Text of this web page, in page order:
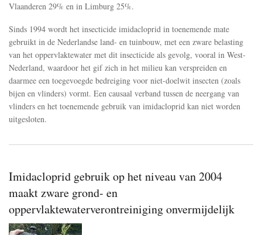
Vlaanderen 29% en in Limburg 25%.
Sinds 1994 wordt het insecticide imidacloprid in toenemende mate
gebruikt in de Nederlandse land- en tuinbouw, met een zware belasting
van het oppervlaktewater met dit insecticide als gevolg, vooral in West-
Nederland, waardoor het gif zich in het milieu kan verspreiden en
daarmee een toegevoegde bedreiging voor niet-doelwit insecten (zoals
bijen en vlinders) vormt. Een causaal verband tussen de neergang van
vlinders en het toenemende gebruik van imidacloprid kan niet worden
uitgesloten.
Imidacloprid gebruik op het niveau van 2004
maakt zware grond- en
oppervlaktewaterverontreiniging onvermijdelijk